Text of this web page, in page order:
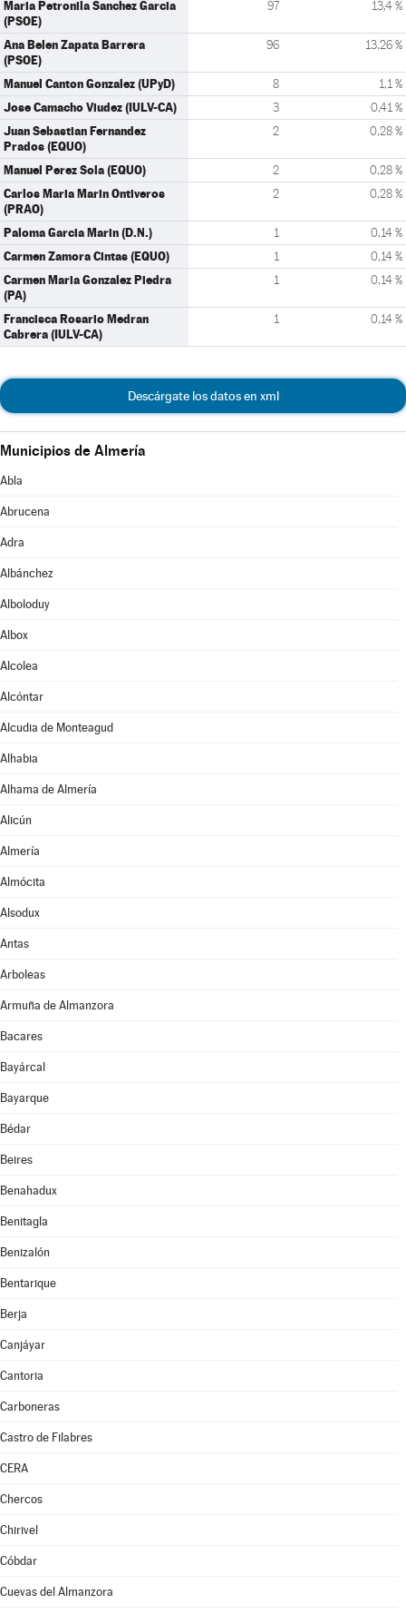
Maria Petronila Sanchez Garcia
(PSOE)
97 13,4 %
Ana Belen Zapata Barrera
(PSOE)
96 13,26 %
Manuel Canton Gonzalez (UPyD) 8 1,1 %
Jose Camacho Viudez (IULV-CA) 3 0,41 %
Juan Sebastian Fernandez
Prados (EQUO)
2 0,28 %
Manuel Perez Sola (EQUO) 2 0,28 %
Carlos Maria Marin Ontiveros
(PRAO)
2 0,28 %
Paloma Garcia Marin (D.N.) 1 0,14 %
Carmen Zamora Cintas (EQUO) 1 0,14 %
Carmen Maria Gonzalez Piedra
(PA)
1 0,14 %
Francisca Rosario Medran
Cabrera (IULV-CA)
1 0,14 %
Descárgate los datos en xml
Municipios de Almería
Abla
Abrucena
Adra
Albánchez
Alboloduy
Albox
Alcolea
Alcóntar
Alcudia de Monteagud
Alhabia
Alhama de Almería
Alicún
Almería
Almócita
Alsodux
Antas
Arboleas
Armuña de Almanzora
Bacares
Bayárcal
Bayarque
Bédar
Beires
Benahadux
Benitagla
Benizalón
Bentarique
Berja
Canjáyar
Cantoria
Carboneras
Castro de Filabres
CERA
Chercos
Chirivel
Cóbdar
Cuevas del Almanzora